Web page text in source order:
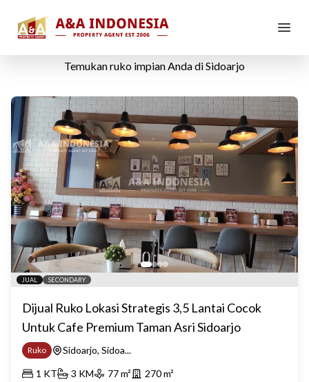
DijualRukodi
Temukanruko impian Anda diSidoarjo
JUAL SECONDARY
Dijual Ruko Lokasi Strategis 3,5 Lantai Cocok
Untuk Cafe Premium Taman Asri Sidoarjo
Ruko
Sidoarjo, Sidoa...
1 KT 3 KM 77m² 270m²